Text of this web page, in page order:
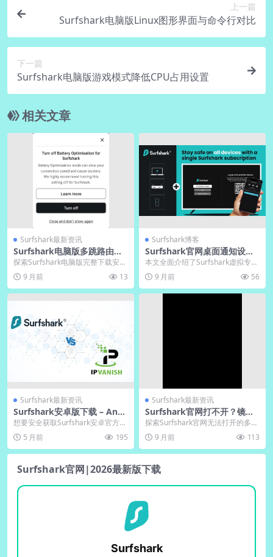
上一篇
Surfshark电脑版Linux图形界面与命令行对比
下一篇
Surfshark电脑版游戏模式降低CPU占用设置
相关文章
Surfshark最新资讯
Surfshark电脑版多跳路由设
置：隐私双重保护
探索Surfshark电脑版完整下载安装
与多跳路由设置，全面强化在线隐
私双重保护...
9 月前 13
Surfshark博客
Surfshark官网桌面通知设置
｜Windows/Mac中文提示
本文全面介绍了Surfshark虚拟专用
网络的桌面通知功能，详细说明了
在Wind...
9 月前 56
Surfshark最新资讯
Surfshark安卓版下载 – Andr
oid APK官方最新版安全获取
想要安全获取Surfshark安卓官方A
PK，务必通过官方网站或Google
P... 5 月前 195
Surfshark最新资讯
Surfshark官网打不开？镜像
站与备用域名汇总
探索Surfshark官网无法打开的多种
原因及高效解决方案。文章详细分
析网络限制...
9 月前 113
Surfshark官网|2026最新版下载
Surfshark